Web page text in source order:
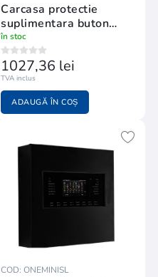
Carcasa protectie
suplimentara buton
adresabil
în stoc
1027,36 lei
TVA inclus
ADAUGĂ ÎN COȘ
COD: ONEMINISL